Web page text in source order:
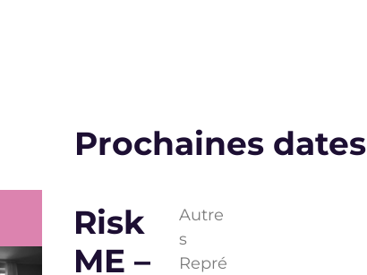
Prochaines dates
Risk
ME –
Autre
s
Repré